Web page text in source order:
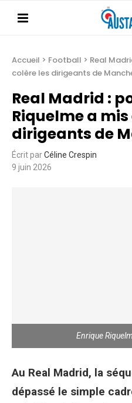
Accueil > Football > Real
colère les dirigeants de
Real Madrid :
Riquelme a
dirigeants de
Écrit parCéline Crespin
9 juin 2026
Enrique
Au Real Madrid, la
dépassé le simple